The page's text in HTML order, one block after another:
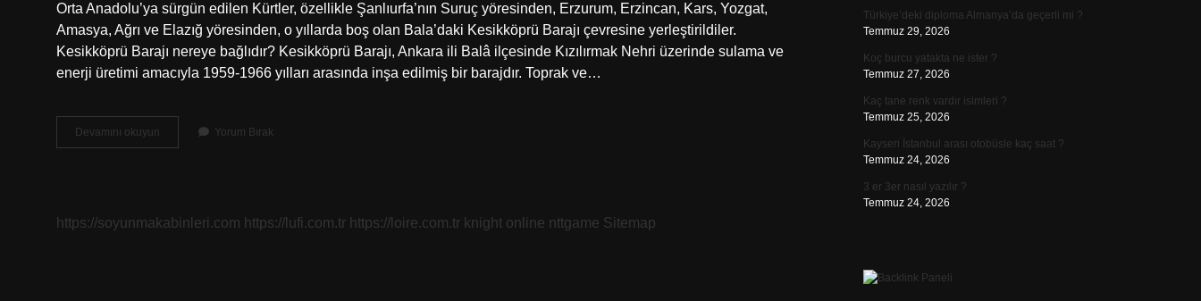
Orta Anadolu’ya sürgün edilen Kürtler, özellikle Şanlıurfa’nın Suruç yöresinden, Erzurum, Erzincan, Kars, Yozgat,
Amasya, Ağrı ve Elazığ yöresinden, o yıllarda boş olan Bala’daki Kesikköprü Barajı çevresine yerleştirildiler.
Kesikköprü Barajı nereye bağlıdır? Kesikköprü Barajı, Ankara ili Balâ ilçesinde Kızılırmak Nehri üzerinde sulama ve
enerji üretimi amacıyla 1959-1966 yılları arasında inşa edilmiş bir barajdır. Toprak ve…
Devamını okuyun Kesikköprü
Hangi
Yorum Bırak
https://soyunmakabinleri.com https://lufi.com.tr https://loire.com.tr knight online nttgame Sitemap
Türkiye’deki diploma Almanya’da geçerli mi ?
Temmuz 29, 2026
Koç burcu yatakta ne ister ?
Temmuz 27, 2026
Kaç tane renk vardır isimleri ?
Temmuz 25, 2026
Kayseri İstanbul arası otobüsle kaç saat ?
Temmuz 24, 2026
3 er 3er nasıl yazılır ?
Temmuz 24, 2026